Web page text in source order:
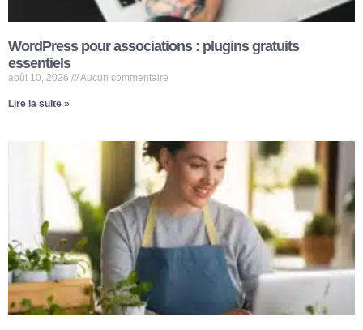
WordPress pour associations : plugins gratuits
essentiels
août 10, 2026 Aucun commentaire
Lire la suite »